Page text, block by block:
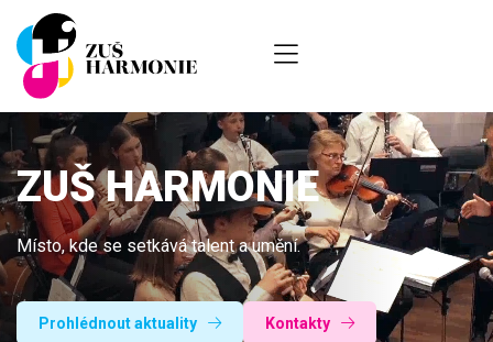
ZUŠ HARMONIE
Místo, kde se setkává talent a umění.
Prohlédnout aktuality Kontakty